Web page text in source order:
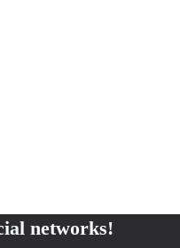
networks!